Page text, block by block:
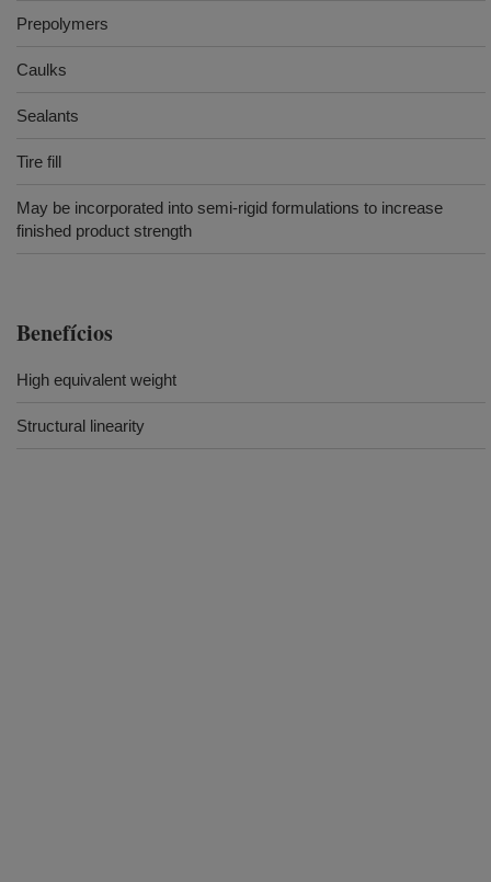
Prepolymers
Caulks
Sealants
Tire fill
May be incorporated into semi-rigid formulations to increase
finished product strength
Benefícios
High equivalent weight
Structural linearity